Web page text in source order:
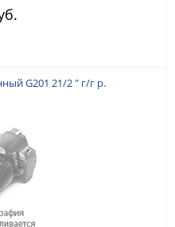
G201 21/2 " г/г р.